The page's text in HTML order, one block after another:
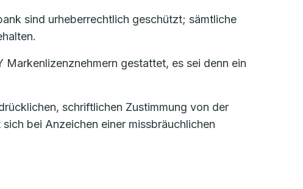
sind urheberrechtlich geschützt; sämtliche
gestattet, es sei denn ein
schriftlichen Zustimmung von der
bei Anzeichen einer missbräuchlichen